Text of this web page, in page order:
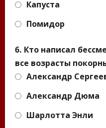
Капуста
Помидор
6. Кто написал
все возрасты
Александр
Александр Дюма
Шарлотта Энли